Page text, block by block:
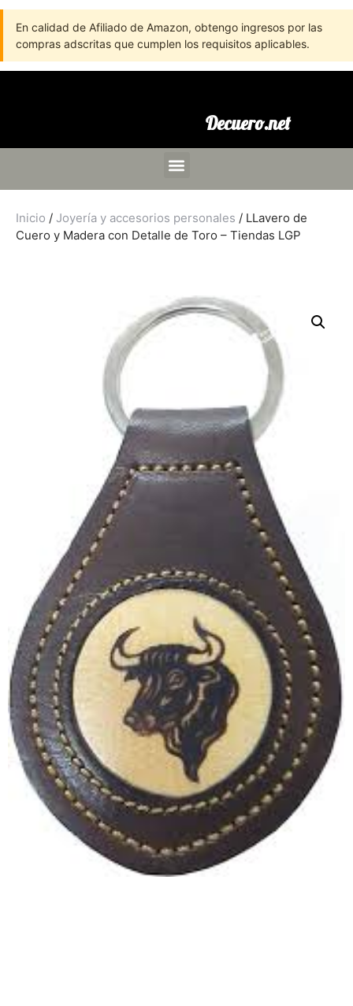
En calidad de Afiliado de Amazon, obtengo ingresos por las
compras adscritas que cumplen los requisitos aplicables.
Decuero.net
Inicio / Joyería y accesorios personales / LLavero de
Cuero y Madera con Detalle de Toro – Tiendas LGP